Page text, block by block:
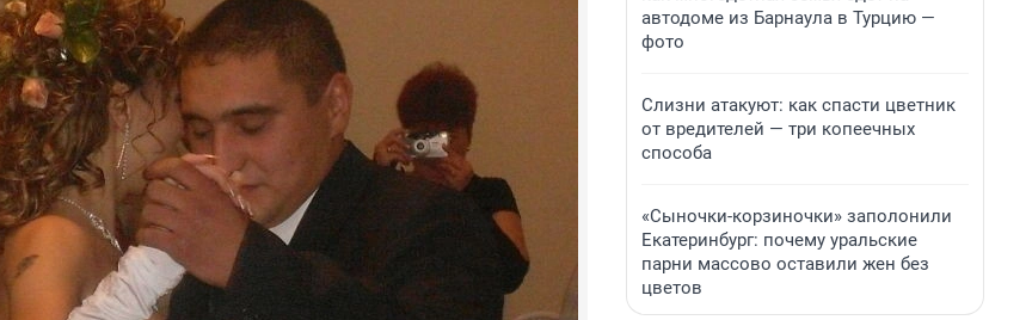
автодоме из Барнаула в Турцию —
фото
Слизни атакуют: как спасти цветник
от вредителей — три копеечных
способа
«Сыночки-корзиночки» заполонили
Екатеринбург: почему уральские
парни массово оставили жен без
цветов